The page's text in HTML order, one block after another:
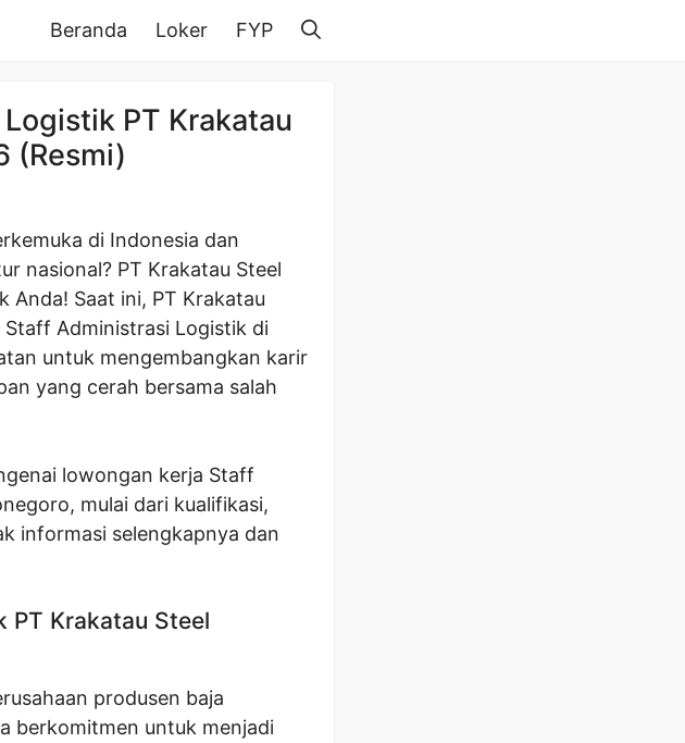
Beranda Loker FYP
PT Krakatau
(Resmi)
di Indonesia dan
nasional? PT Krakatau Steel
Anda! Saat ini, PT Krakatau
Administrasi Logistik di
untuk mengembangkan karir
yang cerah bersama salah
lowongan kerja Staff
mulai dari kualifikasi,
informasi selengkapnya dan
Krakatau Steel
produsen baja
berkomitmen untuk menjadi